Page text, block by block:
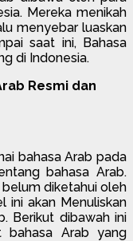
Mereka menikah
menyebar luaskan
saat ini, Bahasa
di Indonesia.
Resmi dan
bahasa Arab pada
bahasa Arab.
diketahui oleh
ini akan Menuliskan
Berikut dibawah ini
bahasa Arab yang